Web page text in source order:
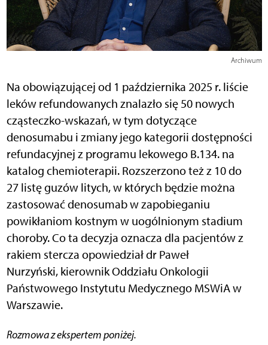
Archiwum
Na obowiązującej od 1 października 2025 r. liście
leków refundowanych znalazło się 50 nowych
cząsteczko-wskazań, w tym dotyczące
denosumabu i zmiany jego kategorii dostępności
refundacyjnej z programu lekowego B.134. na
katalog chemioterapii. Rozszerzono też z 10 do
27 listę guzów litych, w których będzie można
zastosować denosumab w zapobieganiu
powikłaniom kostnym w uogólnionym stadium
choroby. Co ta decyzja oznacza dla pacjentów z
rakiem stercza opowiedział dr Paweł
Nurzyński, kierownik Oddziału Onkologii
Państwowego Instytutu Medycznego MSWiA w
Warszawie.
Rozmowa z ekspertem poniżej.